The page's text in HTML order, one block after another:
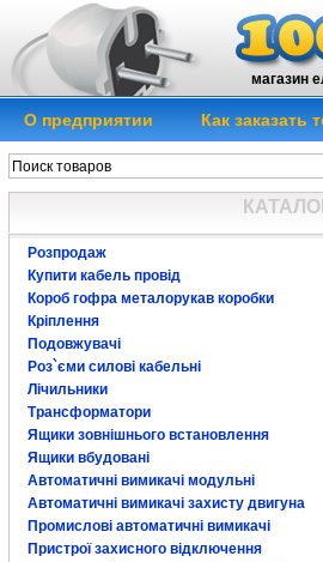
магазин
О предприятии Как заказать
Розпродаж
Купити кабель провід
Короб гофра металорукав коробки
Кріплення
Подовжувачі
Роз`єми силові кабельні
Лічильники
Трансформатори
Ящики зовнішнього встановлення
Ящики вбудовані
Автоматичні вимикачі модульні
Автоматичні вимикачі захисту двигуна
Промислові автоматичні вимикачі
Пристрої захисного відключення